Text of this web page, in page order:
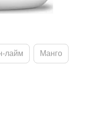
лайм Манго